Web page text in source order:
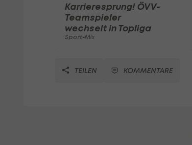
Karrieresprung! ÖVV-
Teamspieler
wechselt in Topliga
Sport-Mix
TEILEN KOMMENTARE